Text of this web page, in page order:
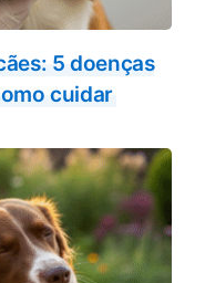
5 doenças
cuidar